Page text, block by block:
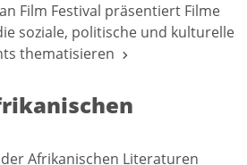
Film Festival präsentiert Filme
soziale, politische und kulturelle
thematisieren
der Afrikanischen Literaturen